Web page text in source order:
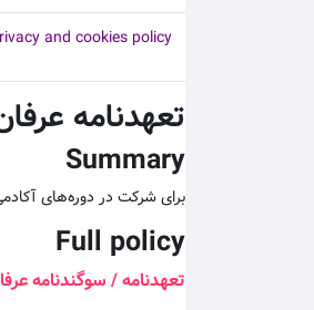
and cookies policy
تعهدنامه
Summary
برای شرکت در دوره‌های
Full policy
تعهدنامه / سوگندنامه